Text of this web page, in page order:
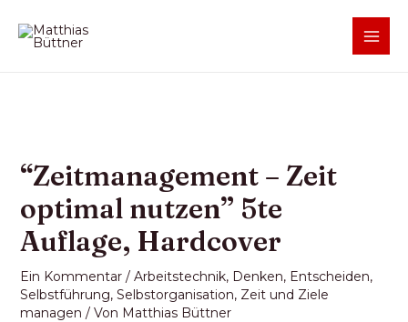
“Zeitmanagement – Zeit
optimal nutzen” 5te
Auflage, Hardcover
Ein Kommentar / Arbeitstechnik, Denken, Entscheiden,
Selbstführung, Selbstorganisation, Zeit und Ziele
managen / Von Matthias Büttner